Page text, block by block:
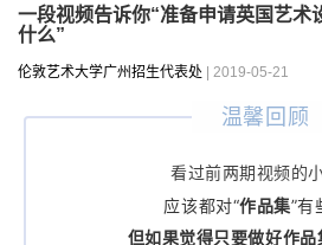
一段视频告诉你“准备申请英国艺术
什么”
伦敦艺术大学广州招生代表处 | 2019-05-21
温馨回顾
看过前两期视频的
应该都对“作品集”有
但如果觉得只要做好作品